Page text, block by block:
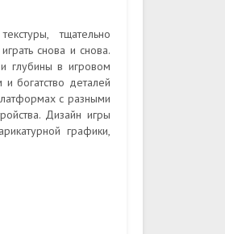
тщательно
снова и снова.
глубины в игровом
богатство деталей
с разными
Дизайн игры
графики,